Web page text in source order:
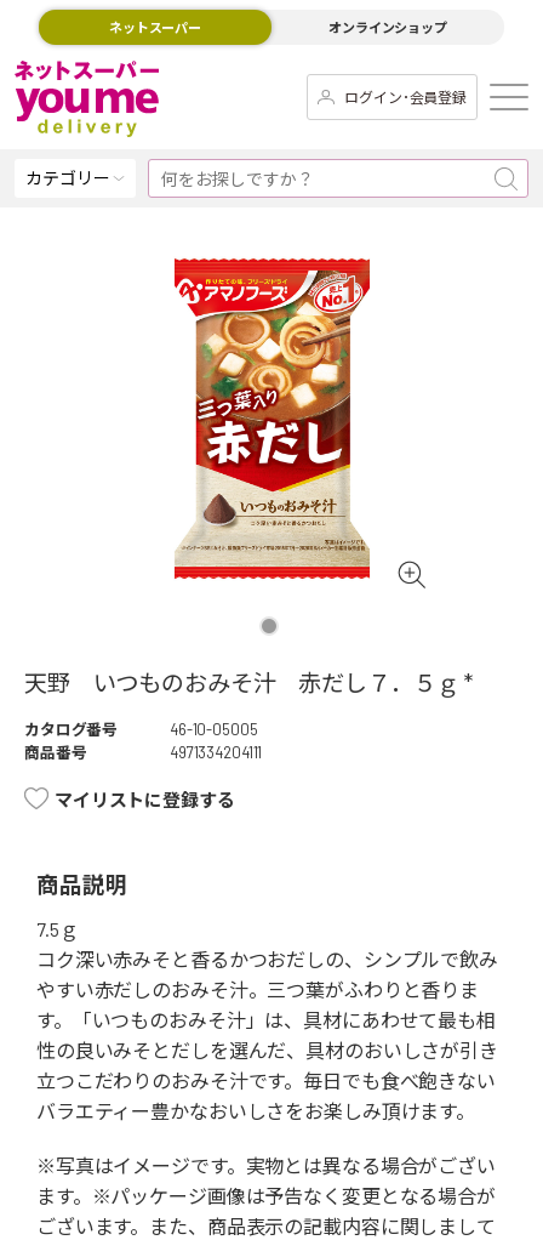
ネットスーパー オンラインショップ
ログイン･会員登録
カテゴリー
天野 いつものおみそ汁 赤だし７．５ｇ *
カタログ番号
46-10-05005
商品番号
4971334204111
マイリストに登録する
商品説明
7.5ｇ
コク深い赤みそと香るかつおだしの、シンプルで飲み
やすい赤だしのおみそ汁。三つ葉がふわりと香りま
す。「いつものおみそ汁」は、具材にあわせて最も相
性の良いみそとだしを選んだ、具材のおいしさが引き
立つこだわりのおみそ汁です。毎日でも食べ飽きない
バラエティー豊かなおいしさをお楽しみ頂けます。
※写真はイメージです。実物とは異なる場合がござい
ます。※パッケージ画像は予告なく変更となる場合が
ございます。また、商品表示の記載内容に関しまして